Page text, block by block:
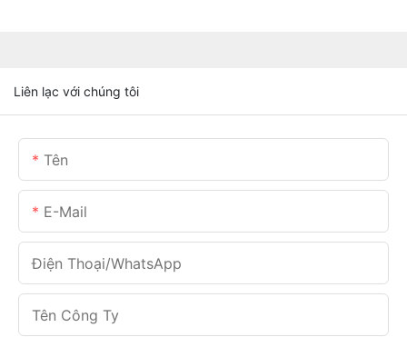
Liên lạc với chúng tôi
Tên
E-Mail
Điện Thoại/WhatsApp
Tên Công Ty